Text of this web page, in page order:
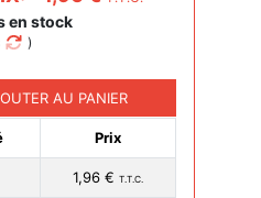
en stock
)
AU PANIER
Prix
1,96 € T.T.C.